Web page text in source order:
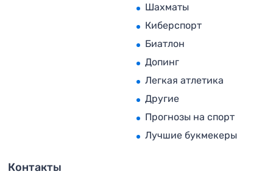
Шахматы
Киберспорт
Биатлон
Допинг
Легкая атлетика
Другие
Прогнозы на спорт
Лучшие букмекеры
Контакты